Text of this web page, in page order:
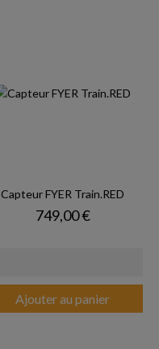
Capteur FYER Train.RED
Prix
749,00 €
Ajouter au panier